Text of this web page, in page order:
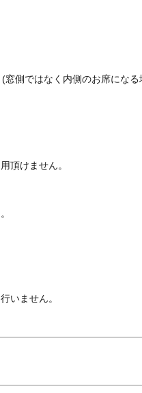
側ではなく内側のお席になる
頂けません。
いません。